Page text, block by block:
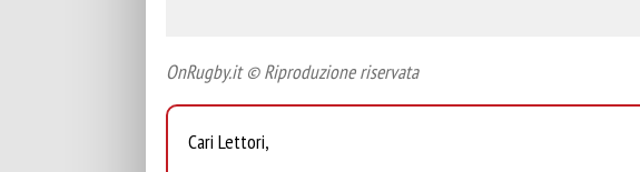
OnRugby.it © Riproduzione riservata
Cari Lettori,